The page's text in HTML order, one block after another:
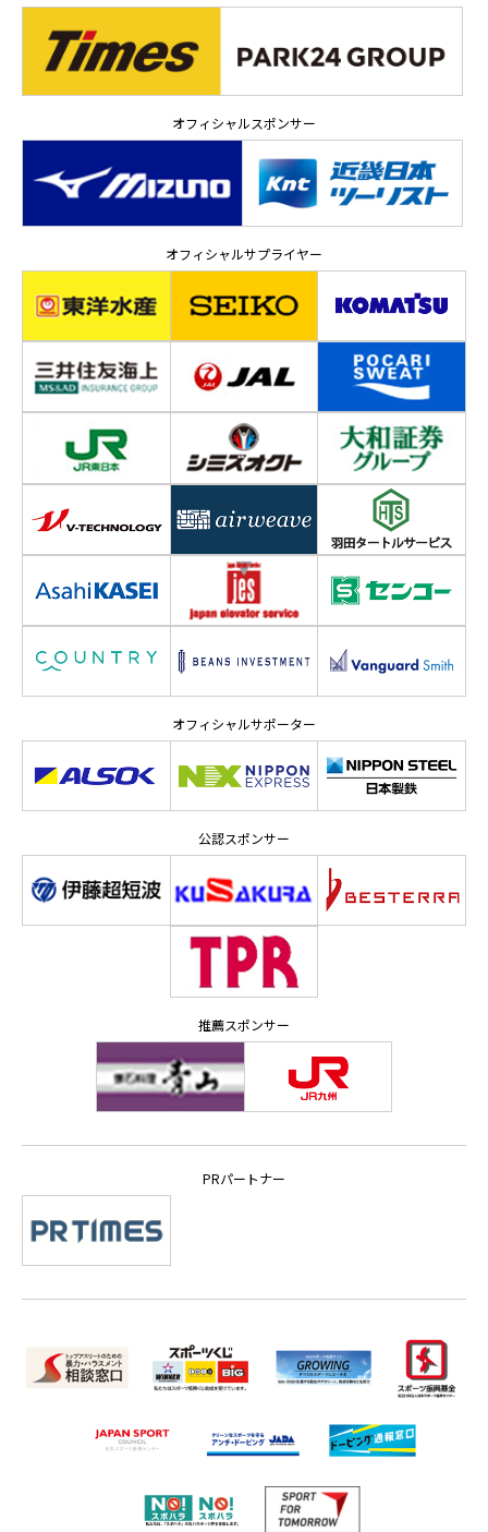
オフィシャルスポンサー
オフィシャルサプライヤー
オフィシャルサポーター
公認スポンサー
推薦スポンサー
PRパートナー